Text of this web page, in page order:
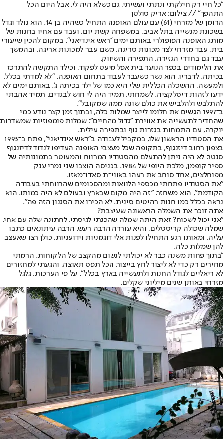
"כל חיי רק חילקתי ונתתי ועשיתי, גם כשלא היה לי, אבל היום הכל
התהפך" // צילום: אריק סולטן
הרומן של מזרחי (61) עם עולם האופנה התחיל כשהיה בן 14. הוא נולד וגדל
בשכונת מנשייה בתל אביב, במשפחה קשת יום, ועבד עם אחיו בחנות של
מותג האופנה הפופולרי באותם ימים "ראש אינדיאני". במקום להכין שיעורי
בית, עבד מזרחי לצד מכונות סריגה, משם עבר למכונות אריגה, ובהמשך
עבד גם בחדרי הגזירה, התפירה והשיווק.
את הלימודים בכפר הנוער בית אפל מיעט לפקוד, וכילד התקשה להתרכז
בכיתה. לדבריו, הוא נשר כשעבר לעבוד בתחום האופנה. "לא למדתי בכלל,
ולמעשה, ההשכלה הכללית שלי היא כמו של ילד בכיתה ג'. באותם ימים לא
ידעו לזהות דיסלקציה. לשמחתי, תמיד היה לי חוש לבגדים. תמיד אהבתי
להתלבש ולהלביש את כולם שונה ממה שמקובל".
ב־1997 הגשים את חלומו לייצר שמלות כלה, ובתוך זמן קצר נודע כמי
שהחדיר לתעשייה את אווירת "גדול מהחיים": שמלות פומפוזיות שמשדרות
יוקרה, עם התמחות בגזרות גוף ובתפירה עילית.
את הסטודיו הראשון שלו, במקביל לעבודה ב"ראש אינדיאני", פתח ב־1993
בצפון רחוב דיזנגוף, בתקופה שכל מעצבי האופנה העדיפו לנדוד לדיזנגוף
סנטר. לא היה ניתן להתעלם מהסטודיו המרווח והמעוטר בתמונותיה של
ספיר קופמן, מלכת היופי של 1984. בכניסה הוצבו שני נמרי ענק
מפוחלצים, אחד סוחב את רעהו באווירת סאדו־מאזו.
"את הסטודיו פתחתי מכספי הלוואות ומהסכומים שהרווחתי בעבודה
הקודמת", הוא משחזר. "זה היה מקום שבארץ ובעולם לא היה כמותו. הוא
נראה בכלל כמו חנות רהיטים סינית. לא הכירו את הסגנון הזה פה".
אתה זוכר את השמלה הראשונה שעיצבת?
"אני יכול לשכוח? זאת היתה שמלה שהכנתי לגיסתי, לחתונה שלה עם אחי.
שמלה שכולה קריסטלים, והיא עוררה הרבה רעש. הרבה עיתונאים כתבו
עליה, ומאותו רגע התחילו לפנות אלי דוגמניות וידועניות, כולן רצו שאעצב
להן שמלות כלה.
"בתוך פחות משנה כבר לא יכולתי לנשום מהקצב של הלקוחות. הרמתי
מחירים רק כדי לא ליצור לחץ בייצור. הכל תפס תאוצה, והגעתי למחזורים
לא ריאליים לגודל החנות ולתעשייה בארץ בכלל". על פי הערכות, גלגל
מזרחי באותן שנים מיליוני שקלים.